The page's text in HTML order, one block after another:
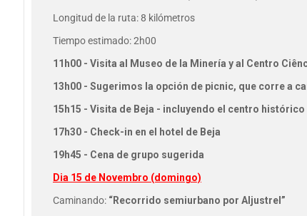
Longitud de la ruta: 8 kilómetros
Tiempo estimado: 2h00
11h00 - Visita al Museo de la Minería y al Centro
13h00 - Sugerimos la opción de picnic, que corre a
15h15 - Visita de Beja - incluyendo el centro histórico
17h30 - Check-in en el hotel de Beja
19h45 - Cena de grupo sugerida
Dia 15 de Novembro (domingo)
Caminando: “Recorrido semiurbano por Aljustrel”